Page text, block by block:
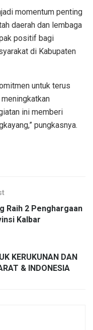
momentum penting
daerah dan lembaga
positif bagi
di Kabupaten
untuk terus
ini memberi
pungkasnya.
Raih 2 Penghargaan
Kalbar
KERUKUNAN DAN
& INDONESIA